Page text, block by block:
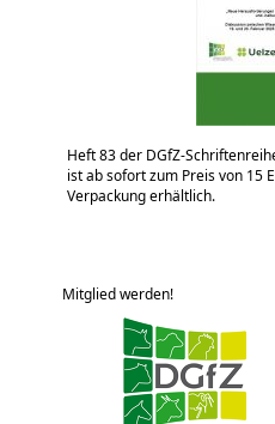
Heft 83 der DGfZ-
ist ab sofort zum Preis von 15
Verpackung erhältlich.
Mitglied werden!